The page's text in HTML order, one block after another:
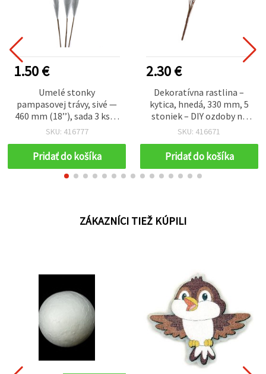
1.50 €
Umelé stonky
pampasovej trávy, sivé —
460 mm (18’’), sada 3 ks —
na vázy, domáce
moderné minimalistické
aranžmány
SKU: 416777
Pridať do košíka
2.30 €
Dekoratívna rastlina –
kytica, hnedá, 330 mm, 5
stoniek – DIY ozdoby na
svadobné pozvánky, karty,
SKU: 416671
Pridať do košíka
ZÁKAZNÍCI TIEŽ KÚPILI